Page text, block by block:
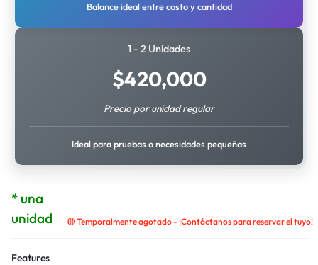
Balance ideal entre costo y cantidad
1 - 2 Unidades
$420,000
Precio por unidad regular
Ideal para pruebas o necesidades pequeñas
* una
unidad
🔴 Temporalmente agotado - ¡Contáctanos para reservar el tuyo!
Features